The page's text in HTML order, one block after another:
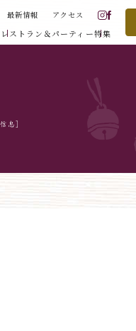
最新情報 アクセス
レストラン＆パーティー特集